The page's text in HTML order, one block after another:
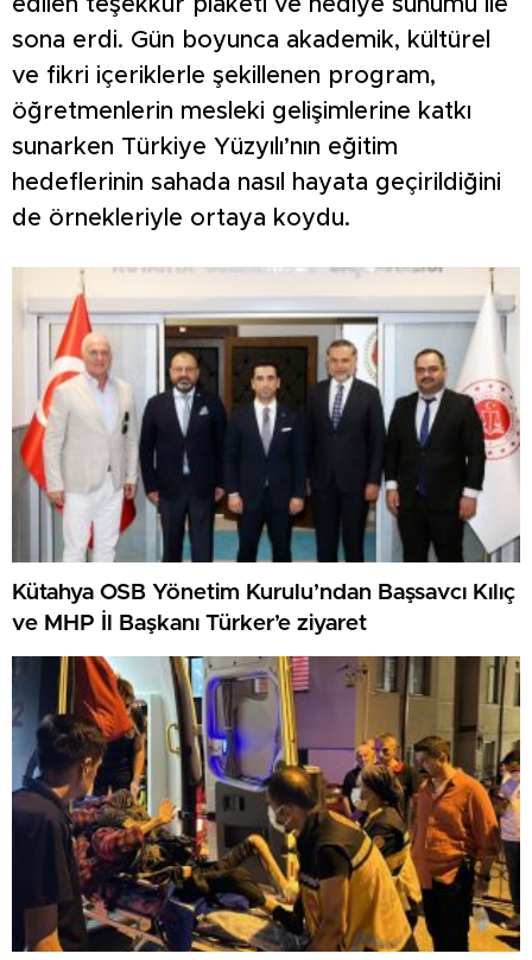
edilen teşekkür plaketi ve hediye sunumu ile
sona erdi. Gün boyunca akademik, kültürel
ve fikri içeriklerle şekillenen program,
öğretmenlerin mesleki gelişimlerine katkı
sunarken Türkiye Yüzyılı’nın eğitim
hedeflerinin sahada nasıl hayata geçirildiğini
de örnekleriyle ortaya koydu.
Kütahya OSB Yönetim Kurulu’ndan Başsavcı Kılıç
ve MHP İl Başkanı Türker’e ziyaret